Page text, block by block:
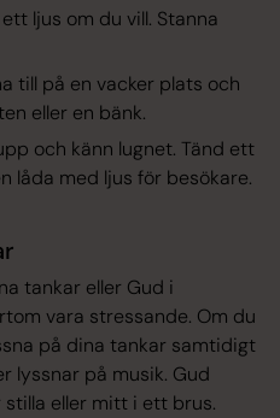
ljus om du vill. Stanna
till på en vacker plats och
eller en bänk.
och känn lugnet. Tänd ett
låda med ljus för besökare.
tankar eller Gud i
vara stressande. Om du
på dina tankar samtidigt
lyssnar på musik. Gud
eller mitt i ett brus.